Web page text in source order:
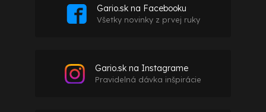
Gario.sk na Facebooku
Všetky novinky z prvej ruky
Gario.sk na Instagrame
Pravidelná dávka inšpirácie